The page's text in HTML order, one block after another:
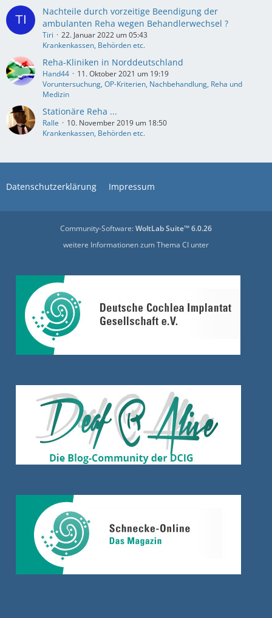
Nachteile durch vorzeitige Beendigung der
ambulanten Reha wegen Behandlerwechsel ?
Tiri
22. Januar 2022 um 05:43
Krankenkassen, Behörden etc.
Reha-Kliniken in Norddeutschland
Hand44
11. Oktober 2021 um 19:19
Voruntersuchung, OP-Kriterien, Nachbehandlung, Reha und
Medizin
Stationäre Reha ...
Ralle
10. November 2019 um 18:50
Krankenkassen, Behörden etc.
Datenschutzerklärung Impressum
Community-Software:WoltLab Suite™ 6.0.26
weitere Informationen zum Thema CI unter